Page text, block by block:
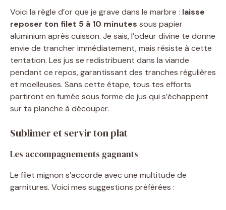
Voici la règle d’or que je grave dans le marbre : laisse
reposer ton filet 5 à 10 minutes sous papier
aluminium après cuisson. Je sais, l’odeur divine te donne
envie de trancher immédiatement, mais résiste à cette
tentation. Les jus se redistribuent dans la viande
pendant ce repos, garantissant des tranches régulières
et moelleuses. Sans cette étape, tous tes efforts
partiront en fumée sous forme de jus qui s’échappent
sur ta planche à découper.
Sublimer et servir ton plat
Les accompagnements gagnants
Le filet mignon s’accorde avec une multitude de
garnitures. Voici mes suggestions préférées :